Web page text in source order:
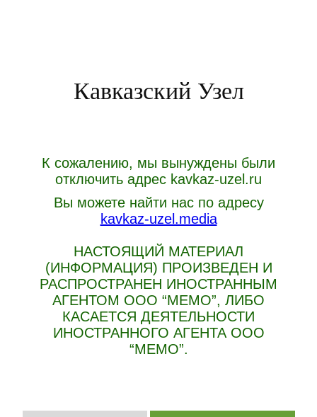
Кавказский Узел
К сожалению, мы вынуждены были
отключить адрес kavkaz-uzel.ru
Вы можете найти нас по адресу
kavkaz-uzel.media
НАСТОЯЩИЙ МАТЕРИАЛ
(ИНФОРМАЦИЯ) ПРОИЗВЕДЕН И
РАСПРОСТРАНЕН ИНОСТРАННЫМ
АГЕНТОМ ООО “МЕМО”, ЛИБО
КАСАЕТСЯ ДЕЯТЕЛЬНОСТИ
ИНОСТРАННОГО АГЕНТА ООО
“МЕМО”.